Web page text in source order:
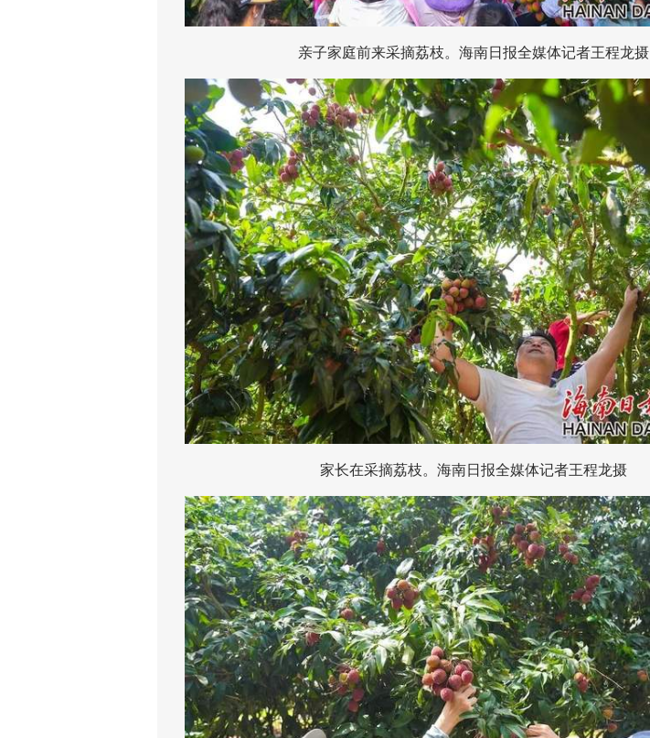
亲子家庭前来采摘荔枝。海南日报全媒体记者王程龙摄
家长在采摘荔枝。海南日报全媒体记者王程龙摄